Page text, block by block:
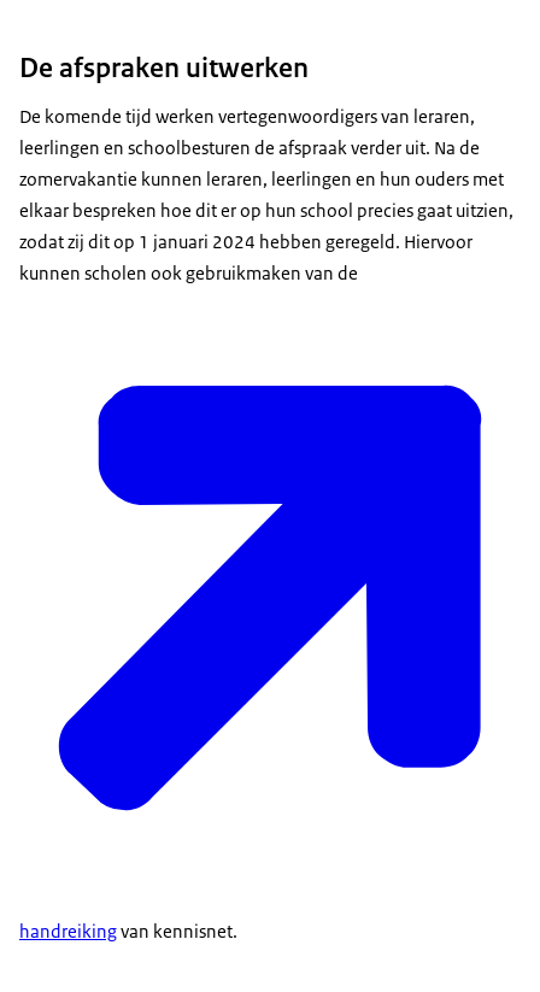
De afspraken uitwerken
De komende tijd werken vertegenwoordigers van leraren,
leerlingen en schoolbesturen de afspraak verder uit. Na de
zomervakantie kunnen leraren, leerlingen en hun ouders met
elkaar bespreken hoe dit er op hun school precies gaat uitzien,
zodat zij dit op 1 januari 2024 hebben geregeld. Hiervoor
kunnen scholen ook gebruikmaken van de
handreikingvan kennisnet.